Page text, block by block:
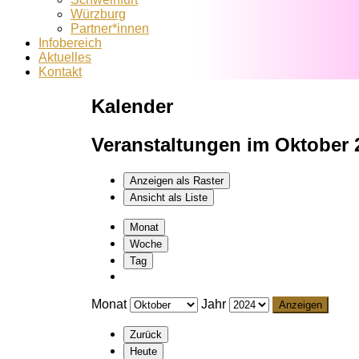
Würzburg
Partner*innen
Infobereich
Aktuelles
Kontakt
Kalender
Veranstaltungen im Oktober
Anzeigen als Raster
Ansicht als Liste
Monat
Woche
Tag
Monat Jahr
Zurück
Heute